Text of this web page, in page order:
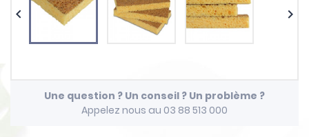
 
Une question ? Un conseil ? Un problème ?
Appelez nous au 03 88 513 000